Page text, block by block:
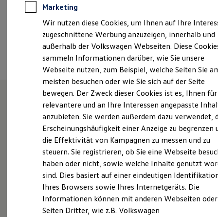
Sommer-Special
Reparatur, Pflege & Inspektion
Servicetermin anfragen
Service-Vorteile bei Volkswagen Nutzfahrzeuge
Economy Service
Räder & Reifen Service
Ersatzfahrzeuge
Notdienst und Pannenhilfe
Software, Konnektivität & Apps
California App
VW Connect für Ihren ID. Buzz
VW Connect für Ihren Transporter/Caravelle
VW Connect für Ihren Amarok
VW Connect für andere Modelle
Connect Pro
Fleet Interface Data
Multistop Pathfinder
Übersicht Software Updates
Hilfreiches für Besitzer
Fahrerassistenz- und Sicherheitssysteme
Kontrollleuchten
Kurzfahrprofile und Ölverdünnung
Ansprechpartner
Termin vereinbaren
Unsere Leistungenim
Überblick
Service
Volkswagen Economy
Service
Marketing
Wir nutzen diese Cookies, um Ihnen auf Ihre
zugeschnittene Werbung anzuzeigen, innerhalb und
außerhalb der Volkswagen Webseiten. Diese
sammeln Informationen darüber, wie Sie unsere
Webseite nutzen, zum Beispiel, welche Seiten Sie
meisten besuchen oder wie Sie sich auf der Seite
bewegen. Der Zweck dieser Cookies ist es, Ihnen für
relevantere und an Ihre Interessen angepasste
anzubieten. Sie werden außerdem dazu verwendet,
Erscheinungshäufigkeit einer Anzeige zu begrenzen
die Effektivität von Kampagnen zu messen und zu
steuern. Sie registrieren, ob Sie eine Webseite
haben oder nicht, sowie welche Inhalte genutzt
sind. Dies basiert auf einer eindeutigen
Ihres Browsers sowie Ihres Internetgeräts. Die
Informationen können mit anderen Webseiten oder
Seiten Dritter, wie z.B. Volkswagen